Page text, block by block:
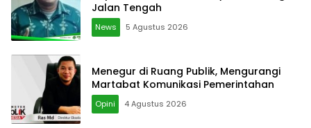
Jalan Tengah
News 5 Agustus 2026
Menegur di Ruang Publik, Mengurangi
Martabat Komunikasi Pemerintahan
Opini 4 Agustus 2026